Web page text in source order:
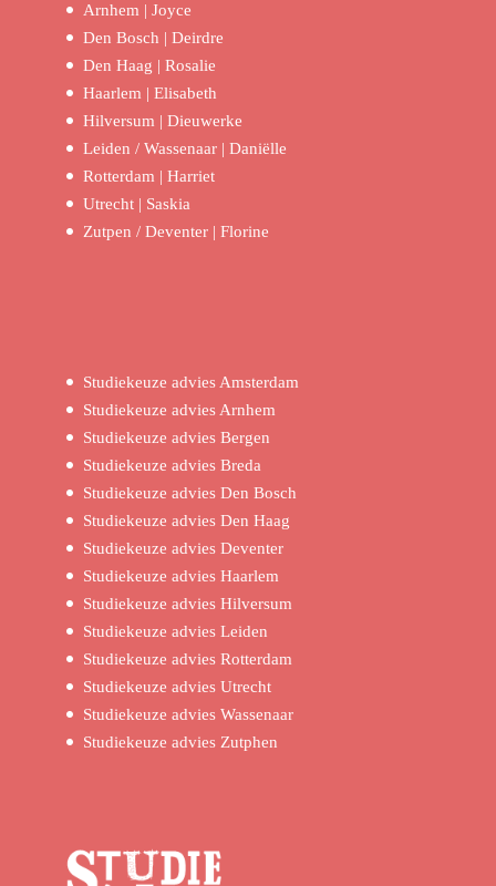
Arnhem | Joyce
Den Bosch | Deirdre
Den Haag | Rosalie
Haarlem | Elisabeth
Hilversum | Dieuwerke
Leiden / Wassenaar | Daniëlle
Rotterdam | Harriet
Utrecht | Saskia
Zutpen / Deventer | Florine
Studiekeuze advies Amsterdam
Studiekeuze advies Arnhem
Studiekeuze advies Bergen
Studiekeuze advies Breda
Studiekeuze advies Den Bosch
Studiekeuze advies Den Haag
Studiekeuze advies Deventer
Studiekeuze advies Haarlem
Studiekeuze advies Hilversum
Studiekeuze advies Leiden
Studiekeuze advies Rotterdam
Studiekeuze advies Utrecht
Studiekeuze advies Wassenaar
Studiekeuze advies Zutphen